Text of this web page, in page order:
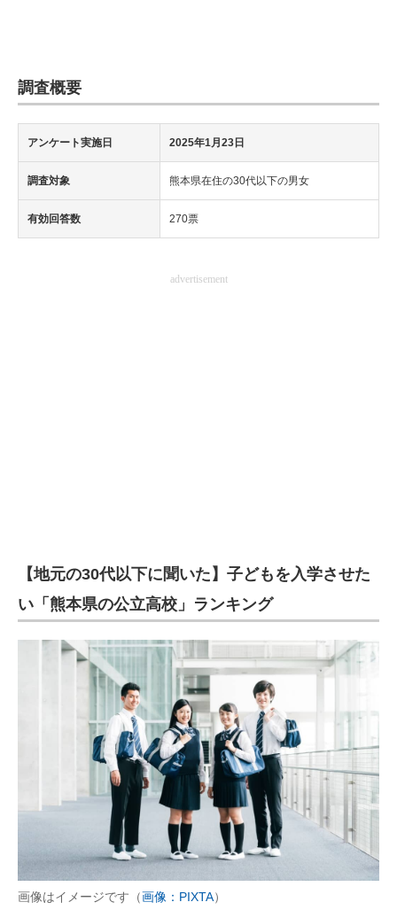
ちょっと気になるネットの話題
調査概要
アンケート実施日 2025年1月23日
調査対象 熊本県在住の30代以下の男女
有効回答数 270票
advertisement
【地元の30代以下に聞いた】子どもを入学させた
い「熊本県の公立高校」ランキング
画像はイメージです（画像：PIXTA）